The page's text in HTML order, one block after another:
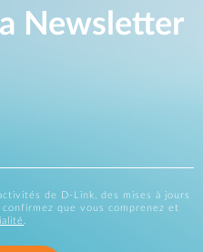
Newsletter
de D-Link, des mises à jours
que vous comprenez et